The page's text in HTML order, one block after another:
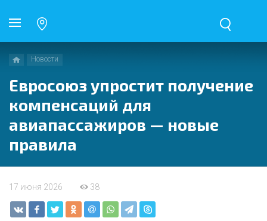
Новости
Евросоюз упростит получение
компенсаций для
авиапассажиров — новые
правила
17 июня 2026 38